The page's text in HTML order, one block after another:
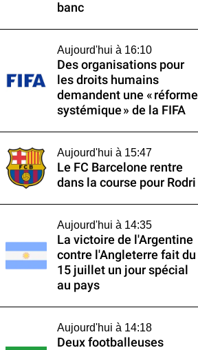
banc
Aujourd'hui à 16:10
Des organisations pour
les droits humains
demandent une « réforme
systémique » de la FIFA
Aujourd'hui à 15:47
Le FC Barcelone rentre
dans la course pour Rodri
Aujourd'hui à 14:35
La victoire de l'Argentine
contre l'Angleterre fait du
15 juillet un jour spécial
au pays
Aujourd'hui à 14:18
Deux footballeuses